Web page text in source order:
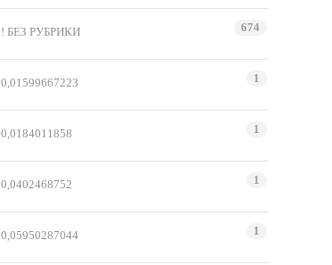
! БЕЗ РУБРИКИ 674
0,01599667223 1
0,0184011858 1
0,0402468752 1
0,05950287044 1